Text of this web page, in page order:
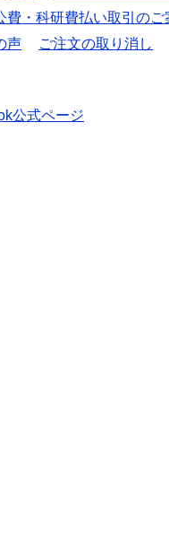
費・科研費払い取引のご
声 ご注文の取り消し
公式ページ